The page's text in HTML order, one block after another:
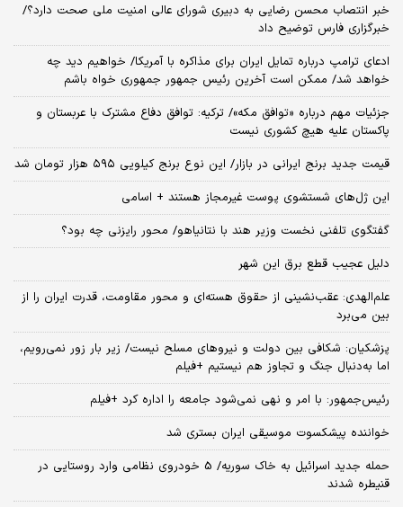
خبر انتصاب محسن رضایی به دبیری شورای عالی امنیت ملی صحت دارد؟/
خبرگزاری فارس توضیح داد
ادعای ترامپ درباره تمایل ایران برای مذاکره با آمریکا/ خواهیم دید چه
خواهد شد/ ممکن است آخرین رئیس‌ جمهور جمهوری خواه باشم
جزئیات مهم درباره «توافق مکه»/ ترکیه‌: توافق دفاع مشترک با عربستان و
پاکستان علیه هیچ کشوری نیست
قیمت جدید برنج ایرانی در بازار/ این نوع برنج کیلویی ۵۹۵ هزار تومان شد
این ژل‌های شستشوی پوست غیرمجاز هستند + اسامی
گفتگوی تلفنی نخست وزیر هند با نتانیاهو/ محور رایزنی چه بود؟
دلیل عجیب قطع برق این شهر
علم‌الهدی: عقب‌نشینی از حقوق هسته‌ای و محور مقاومت، قدرت ایران را از
بین می‌برد
پزشکیان: شکافی بین دولت و نیروهای مسلح نیست/ زیر بار زور نمی‌رویم،
اما به‌دنبال جنگ و تجاوز هم نیستیم +فیلم
رئیس‌جمهور: با امر و نهی نمی‌شود جامعه را اداره کرد +فیلم
خواننده پیشکسوت موسیقی ایران بستری شد
حمله جدید اسرائیل به خاک سوریه/ 5 خودروی نظامی وارد روستایی در
قنیطره شدند